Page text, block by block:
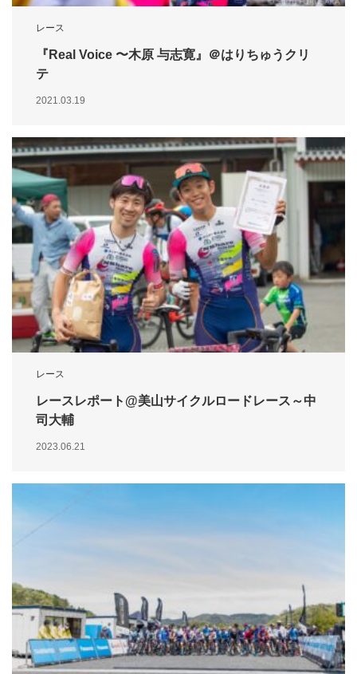
レース
『Real Voice 〜木原 与志寛』＠はりちゅうクリ
テ
2021.03.19
レース
レースレポート@美山サイクルロードレース～中
司大輔
2023.06.21